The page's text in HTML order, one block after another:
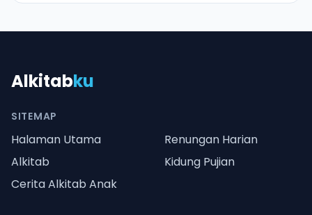
Alkitabku
SITEMAP
Halaman Utama
Renungan Harian
Alkitab
Kidung Pujian
Cerita Alkitab Anak